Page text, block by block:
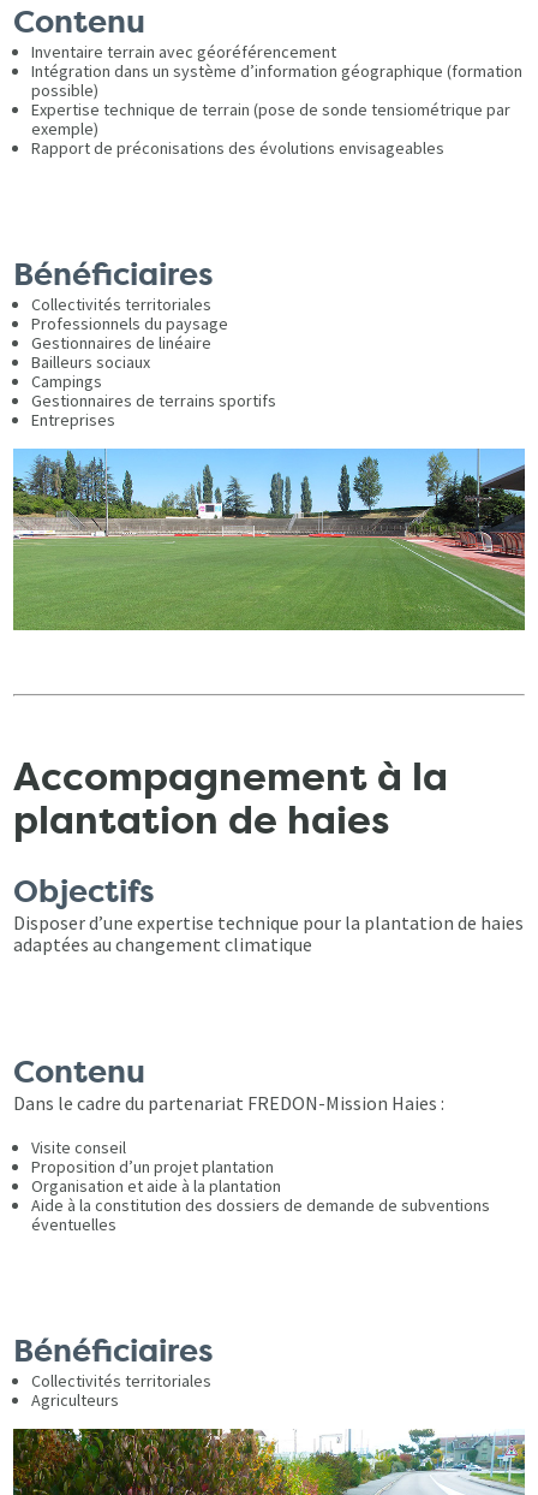
Contenu
Inventaire terrain avec géoréférencement
Intégration dans un système d’information géographique (formation
possible)
Expertise technique de terrain (pose de sonde tensiométrique par
exemple)
Rapport de préconisations des évolutions envisageables
Bénéficiaires
Collectivités territoriales
Professionnels du paysage
Gestionnaires de linéaire
Bailleurs sociaux
Campings
Gestionnaires de terrains sportifs
Entreprises
Accompagnement à la
plantation de haies
Objectifs
Disposer d’une expertise technique pour la plantation de haies
adaptées au changement climatique
Contenu
Dans le cadre du partenariat FREDON-Mission Haies :
Visite conseil
Proposition d’un projet plantation
Organisation et aide à la plantation
Aide à la constitution des dossiers de demande de subventions
éventuelles
Bénéficiaires
Collectivités territoriales
Agriculteurs